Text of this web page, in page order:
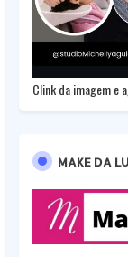
Clink da imagem e
MAKE DA